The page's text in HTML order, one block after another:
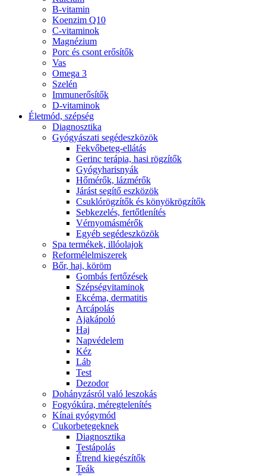
B-vitamin
Koenzim Q10
C-vitaminok
Magnézium
Porc és csont erősítők
Vas
Omega 3
Szelén
Immunerősítők
D-vitaminok
Életmód, szépség
Diagnosztika
Gyógyászati segédeszközök
Fekvőbeteg-ellátás
Gerinc terápia, hasi rögzítők
Gyógyharisnyák
Hőmérők, lázmérők
Járást segítő eszközök
Csuklórögzítők és könyökrögzítők
Sebkezelés, fertőtlenítés
Vérnyomásmérők
Egyéb segédeszközök
Spa termékek, illóolajok
Reformélelmiszerek
Bőr, haj, köröm
Gombás fertőzések
Szépségvitaminok
Ekcéma, dermatitis
Arcápolás
Ajakápoló
Haj
Napvédelem
Kéz
Láb
Test
Dezodor
Dohányzásról való leszokás
Fogyókúra, méregtelenítés
Kínai gyógymód
Cukorbetegeknek
Diagnosztika
Testápolás
É́trend kiegészítők
Teák